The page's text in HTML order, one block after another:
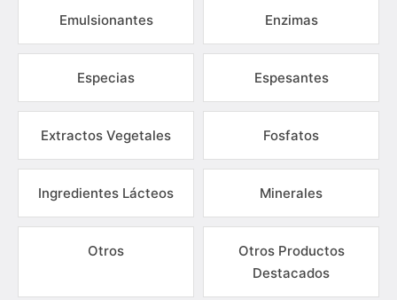
Emulsionantes Enzimas
Especias Espesantes
Extractos Vegetales Fosfatos
Ingredientes Lácteos Minerales
Otros
Otros Productos
Destacados